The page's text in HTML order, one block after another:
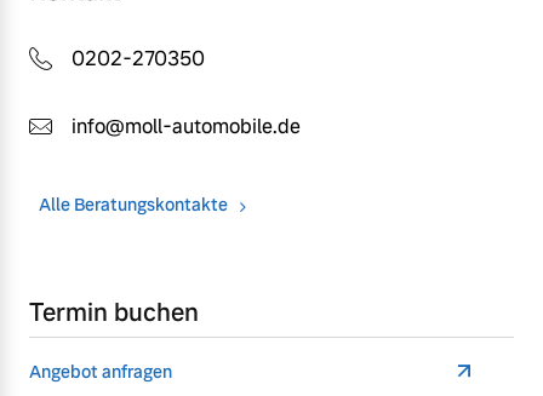
0202-270350
info@moll-automobile.de
Alle Beratungskontakte
Termin buchen
Angebot anfragen